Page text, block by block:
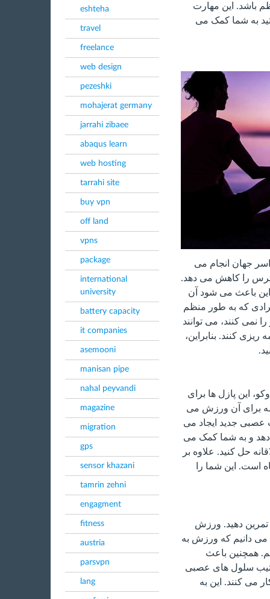
eshteha
travel
freelance
web design
pezeshki
mohajerat germany
jarrahi zibaee
abaqus learn
web hosting
tarrahi site
buy vpn
off land
vpns
package
international
university
battery capacity
it companies
asemooni
manisan pipe
nahal peyvandi
magazine
migration
gps
sensor khazani
tamrin zehni
engagment
fitness
austria
parsvpn
lang
باشد. این مهارت
به شما کمک می
جهان انجام می
را کاهش می دهد.
باعث می شود آن
که به طور منظم
نمی کنند، می توانند
ریزی کنند. بنابراین،
این پازل ها برای
برای آن ورزش می
عصبی جدید ایجاد می
و به شما کمک می
حل کنید. علاوه بر
است. این شما را
تمرین دهید. ورزش
دانیم که ورزش به
همچنین باعث
سلول های عصبی
می کنند. این به